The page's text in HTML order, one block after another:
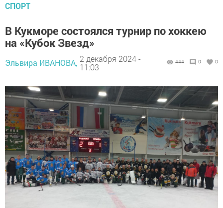
СПОРТ
В Кукморе состоялся турнир по хоккею
на «Кубок Звезд»
Эльвира ИВАНОВА, 2 декабря 2024 -
11:03
444 0 0